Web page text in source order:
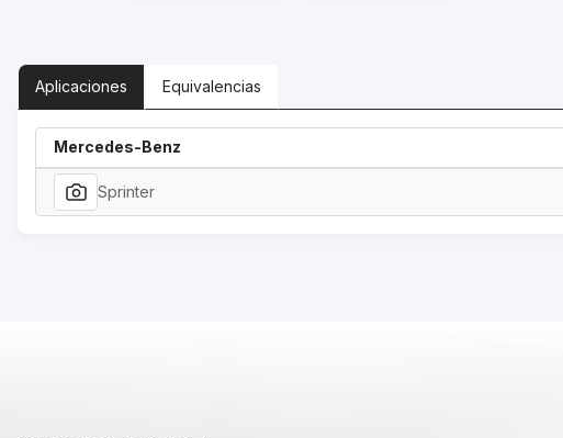
Aplicaciones Equivalencias
Mercedes-Benz
Sprinter